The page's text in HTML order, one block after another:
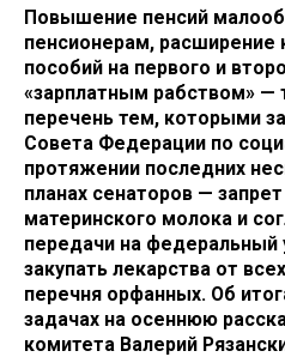
Повышение пенсий
пенсионерам, расширение
пособий на первого и
«зарплатным рабством» —
перечень тем, которыми
Совета Федерации по
протяжении последних
планах сенаторов —
материнского молока и
передачи на федеральный
закупать лекарства от
перечня орфанных. Об
задачах на осеннюю
комитета Валерий